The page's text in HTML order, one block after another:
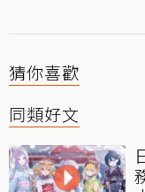
猜你喜歡
同類好文